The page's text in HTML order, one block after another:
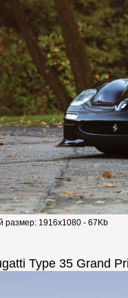
размер: 1916x1080 - 67Kb
Type 35 Grand